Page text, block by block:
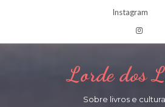
Instagram
Lorde dos
Sobre livros e